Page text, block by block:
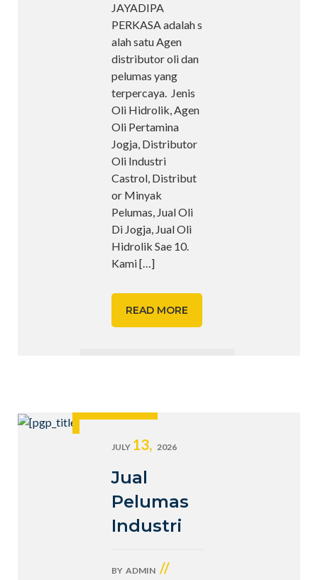
JAYADIPA
PERKASA adalah s
alah satu Agen
distributor oli dan
pelumas yang
terpercaya. Jenis
Oli Hidrolik, Agen
Oli Pertamina
Jogja, Distributor
Oli Industri
Castrol, Distribut
or Minyak
Pelumas, Jual Oli
Di Jogja, Jual Oli
Hidrolik Sae 10.
Kami[…]
READ MORE
JULY 13, 2026
Jual
Pelumas
Industri
BY ADMIN //